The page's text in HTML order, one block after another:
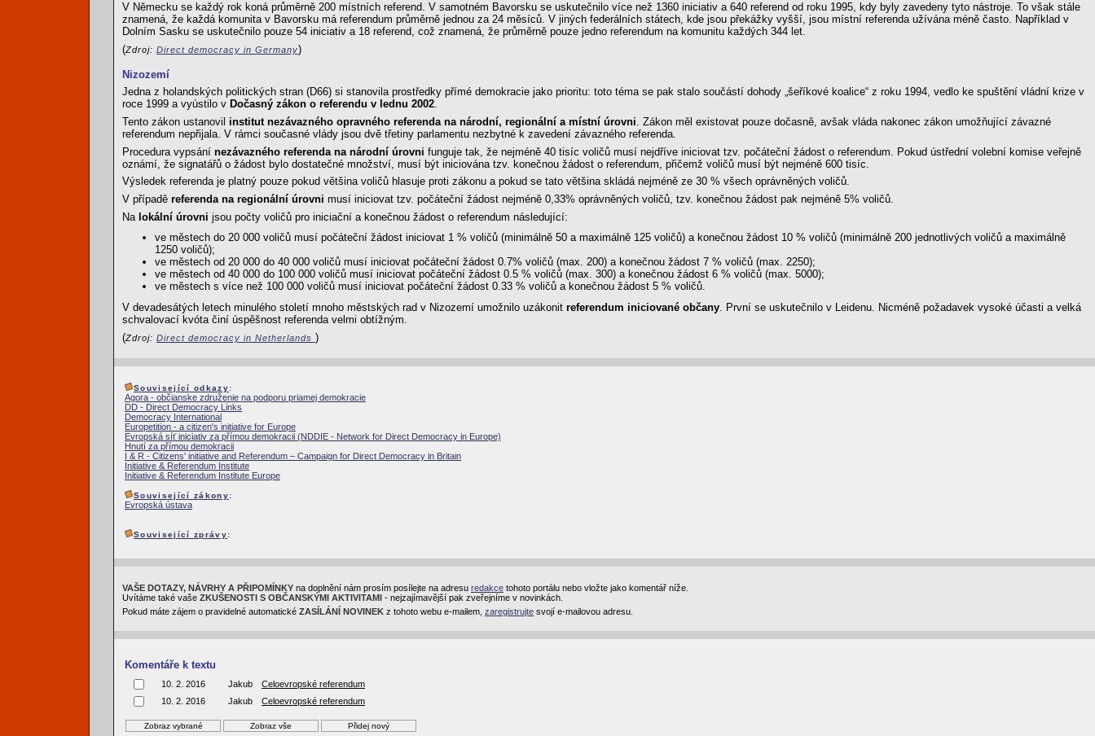
V Německu se každý rok koná průměrně 200 místních referend. V samotném Bavorsku se uskutečnilo více než 1360 iniciativ a 640 referend od roku 1995, kdy byly zavedeny tyto nástroje. To však stále
znamená, že každá komunita v Bavorsku má referendum průměrně jednou za 24 měsíců. V jiných federálních státech, kde jsou překážky vyšší, jsou místní referenda užívána méně často. Například v
Dolním Sasku se uskutečnilo pouze 54 iniciativ a 18 referend, což znamená, že průměrně pouze jedno referendum na komunitu každých 344 let.
(Zdroj: Direct democracy in Germany)
Nizozemí
Jedna z holandských politických stran (D66) si stanovila prostředky přímé demokracie jako prioritu: toto téma se pak stalo součástí dohody „šeříkové koalice“ z roku 1994, vedlo ke spuštění vládní krize v
roce 1999 a vyústilo v Dočasný zákon o referendu v lednu 2002.
Tento zákon ustanovil institut nezávazného opravného referenda na národní, regionální a místní úrovni . Zákon měl existovat pouze dočasně, avšak vláda nakonec zákon umožňující závazné
referendum nepřijala. V rámci současné vlády jsou dvě třetiny parlamentu nezbytné k zavedení závazného referenda.
Procedura vypsání nezávazného referenda na národní úrovni funguje tak, že nejméně 40 tisíc voličů musí nejdříve iniciovat tzv. počáteční žádost o referendum. Pokud ústřední volební komise veřejně
oznámí, že signatářů o žádost bylo dostatečné množství, musí být iniciována tzv. konečnou žádost o referendum, přičemž voličů musí být nejméně 600 tisíc.
Výsledek referenda je platný pouze pokud většina voličů hlasuje proti zákonu a pokud se tato většina skládá nejméně ze 30 % všech oprávněných voličů.
V případě referenda na regionální úrovni musí iniciovat tzv. počáteční žádost nejméně 0,33% oprávněných voličů, tzv. konečnou žádost pak nejméně 5% voličů.
Na lokální úrovni jsou počty voličů pro iniciační a konečnou žádost o referendum následující:
ve městech do 20 000 voličů musí počáteční žádost iniciovat 1 % voličů (minimálně 50 a maximálně 125 voličů) a konečnou žádost 10 % voličů (minimálně 200 jednotlivých voličů a maximálně
1250 voličů);
ve městech od 20 000 do 40 000 voličů musí iniciovat počáteční žádost 0.7% voličů (max. 200) a konečnou žádost 7 % voličů (max. 2250);
ve městech od 40 000 do 100 000 voličů musí iniciovat počáteční žádost 0.5 % voličů (max. 300) a konečnou žádost 6 % voličů (max. 5000);
ve městech s více než 100 000 voličů musí iniciovat počáteční žádost 0.33 % voličů a konečnou žádost 5 % voličů.
V devadesátých letech minulého století mnoho městských rad v Nizozemí umožnilo uzákonit referendum iniciované občany . První se uskutečnilo v Leidenu. Nicméně požadavek vysoké účasti a velká
schvalovací kvóta činí úspěšnost referenda velmi obtížným.
(Zdroj: Direct democracy in Netherlands )
Související odkazy:
Agora - občianske združenie na podporu priamej demokracie
DD - Direct Democracy Links
Democracy International
Europetition - a citizen's initiative for Europe
Evropská síť iniciativ za přímou demokracii (NDDIE - Network for Direct Democracy in Europe)
Hnutí za přímou demokracii
I & R - Citizens' initiative and Referendum – Campaign for Direct Democracy in Britain
Initiative & Referendum Institute
Initiative & Referendum Institute Europe
Související zákony:
Evropská ústava
Související zprávy:
VAŠE DOTAZY, NÁVRHY A PŘIPOMÍNKY na doplnění nám prosím posílejte na adresu redakce tohoto portálu nebo vložte jako komentář níže.
Uvítáme také vaše ZKUŠENOSTI S OBČANSKÝMI AKTIVITAMI - nejzajímavější pak zveřejníme v novinkách.
Pokud máte zájem o pravidelné automatické ZASÍLÁNÍ NOVINEK z tohoto webu e-mailem, zaregistrujte svojí e-mailovou adresu.
Komentáře k textu
10. 2. 2016 Jakub
Celoevropské referendum
10. 2. 2016
Jakub Celoevropské referendum